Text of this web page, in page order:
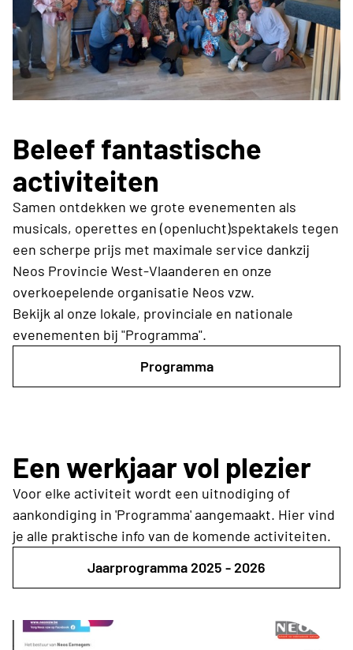
Beleef fantastische
activiteiten
Samen ontdekken we grote evenementen als
musicals, operettes en (openlucht)spektakels tegen
een scherpe prijs met maximale service dankzij
Neos Provincie West-Vlaanderen en onze
overkoepelende organisatie Neos vzw.
Bekijk al onze lokale, provinciale en nationale
evenementen bij "Programma".
Programma
Een werkjaar vol plezier
Voor elke activiteit wordt een uitnodiging of
aankondiging in 'Programma' aangemaakt. Hier vind
je alle praktische info van de komende activiteiten.
Jaarprogramma 2025 - 2026